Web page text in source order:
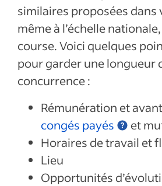
similaires proposées dans
même à l’échelle
course. Voici quelques
pour garder une longueur
concurrence :
Rémunération et
congés payés
et
Horaires de travail et
Lieu
Opportunités